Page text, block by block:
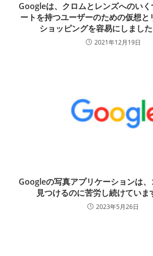
Googleは、クロムとレンズへのい
ートを持つユーザーのための仮想と
ショッピングを容易にしまし
2021年12月19日
Googleの写真アプリケーションは
見つけるのに苦労し続けてい
2023年5月26日